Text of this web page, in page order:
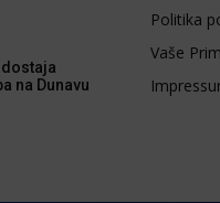
na Dunavu
Politika
Vaše